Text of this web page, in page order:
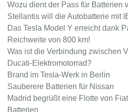
Wozu dient der Pass für Batterien
Stellantis will die Autobatterie mit
Das Tesla Model Y erreicht dank
Reichweite von 800 km!
Was ist die Verbindung zwischen
Ducati-Elektromotorrad?
Brand im Tesla-Werk in Berlin
Sauberere Batterien für Nissan
Madrid begrüßt eine Flotte von
Batterien